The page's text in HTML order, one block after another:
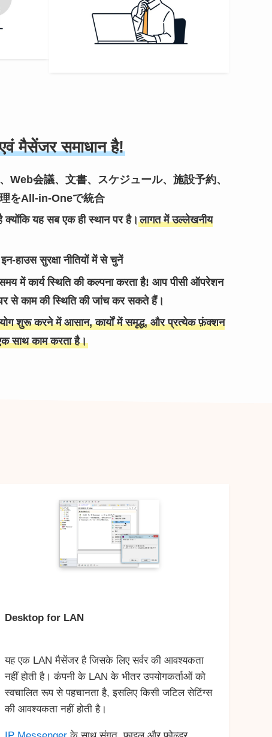
मैसेंजर समाधान है!
Web会議、文書、スケジュール、施設予約、
をAll-in-Oneで統合
यह सब एक ही स्थान पर है।लागत में उल्लेखनीय
हाउस सुरक्षा नीतियों में से चुनें
में कार्य स्थिति की कल्पना करता है! आप पीसी ऑपरेशन
से काम की स्थिति की जांच कर सकते हैं।
शुरू करने में आसान, कार्यों में समृद्ध, और प्रत्येक फ़ंक्शन
साथ काम करता है।
Desktop for LAN
यह एक LAN मैसेंजर है जिसके लिए सर्वर की आवश्यकता
नहीं होती है। कंपनी के LAN के भीतर उपयोगकर्ताओं को
स्वचालित रूप से पहचानता है, इसलिए किसी जटिल सेटिंग्स
की आवश्यकता नहीं होती है।